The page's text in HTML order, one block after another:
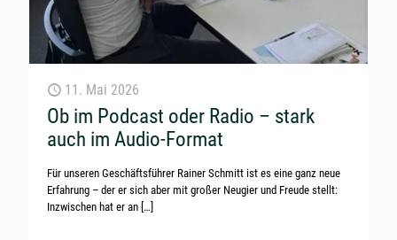
11. Mai 2026
Ob im Podcast oder Radio – stark
auch im Audio-Format
Für unseren Geschäftsführer Rainer Schmitt ist es eine ganz neue
Erfahrung – der er sich aber mit großer Neugier und Freude stellt:
Inzwischen hat er an […]